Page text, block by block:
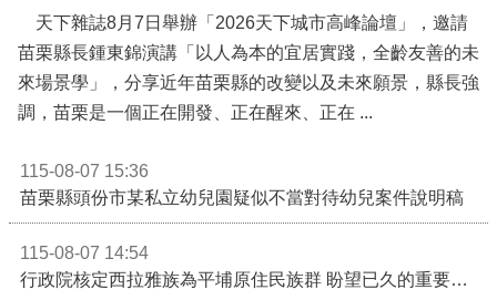
天下雜誌8月7日舉辦「2026天下城市高峰論壇」，邀請
苗栗縣長鍾東錦演講「以人為本的宜居實踐，全齡友善的未
來場景學」，分享近年苗栗縣的改變以及未來願景，縣長強
調，苗栗是一個正在開發、正在醒來、正在 ...
115-08-07 15:36
苗栗縣頭份市某私立幼兒園疑似不當對待幼兒案件說明稿
115-08-07 14:54
行政院核定西拉雅族為平埔原住民族群 盼望已久的重要時刻到來！8月13日起受理民族成員名冊登記